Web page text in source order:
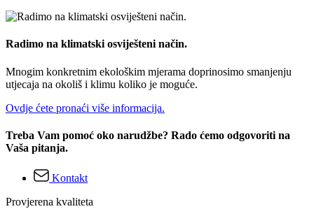
Radimo na klimatski osviješteni način.
Mnogim konkretnim ekološkim mjerama doprinosimo smanjenju
utjecaja na okoliš i klimu koliko je moguće.
Ovdje ćete pronaći više informacija.
Treba Vam pomoć oko narudžbe? Rado ćemo odgovoriti na
Vaša pitanja.
Kontakt
Provjerena kvaliteta